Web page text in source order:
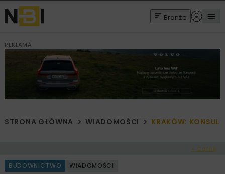
Branże
REKLAMA
STRONA GŁÓWNA WIADOMOŚCI KRAKÓW:
< Cofnij
BUDOWNICTWO WIADOMOŚCI